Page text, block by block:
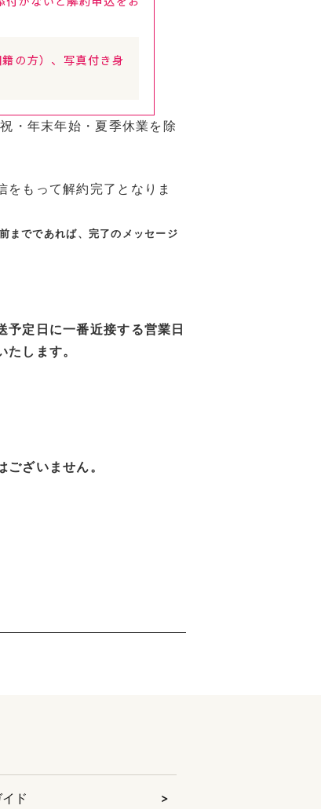
・年末年始・夏季休業を除
もって解約完了となりま
までであれば、完了のメッセージ
定日に一番近接する営業日
します。
ざいません。
ド